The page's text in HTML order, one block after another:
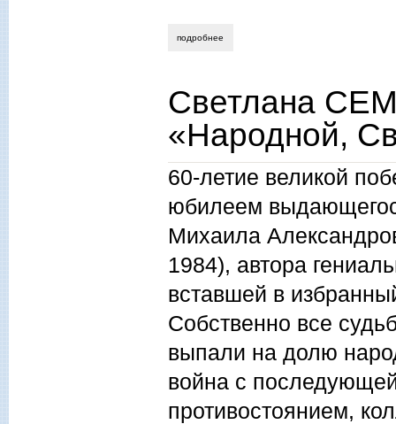
подробнее
Светлана
«Народной,
60-летие великой
юбилеем
Михаила
1984), автора
вставшей в
Собственно все
выпали на долю
война с
противостоянием,